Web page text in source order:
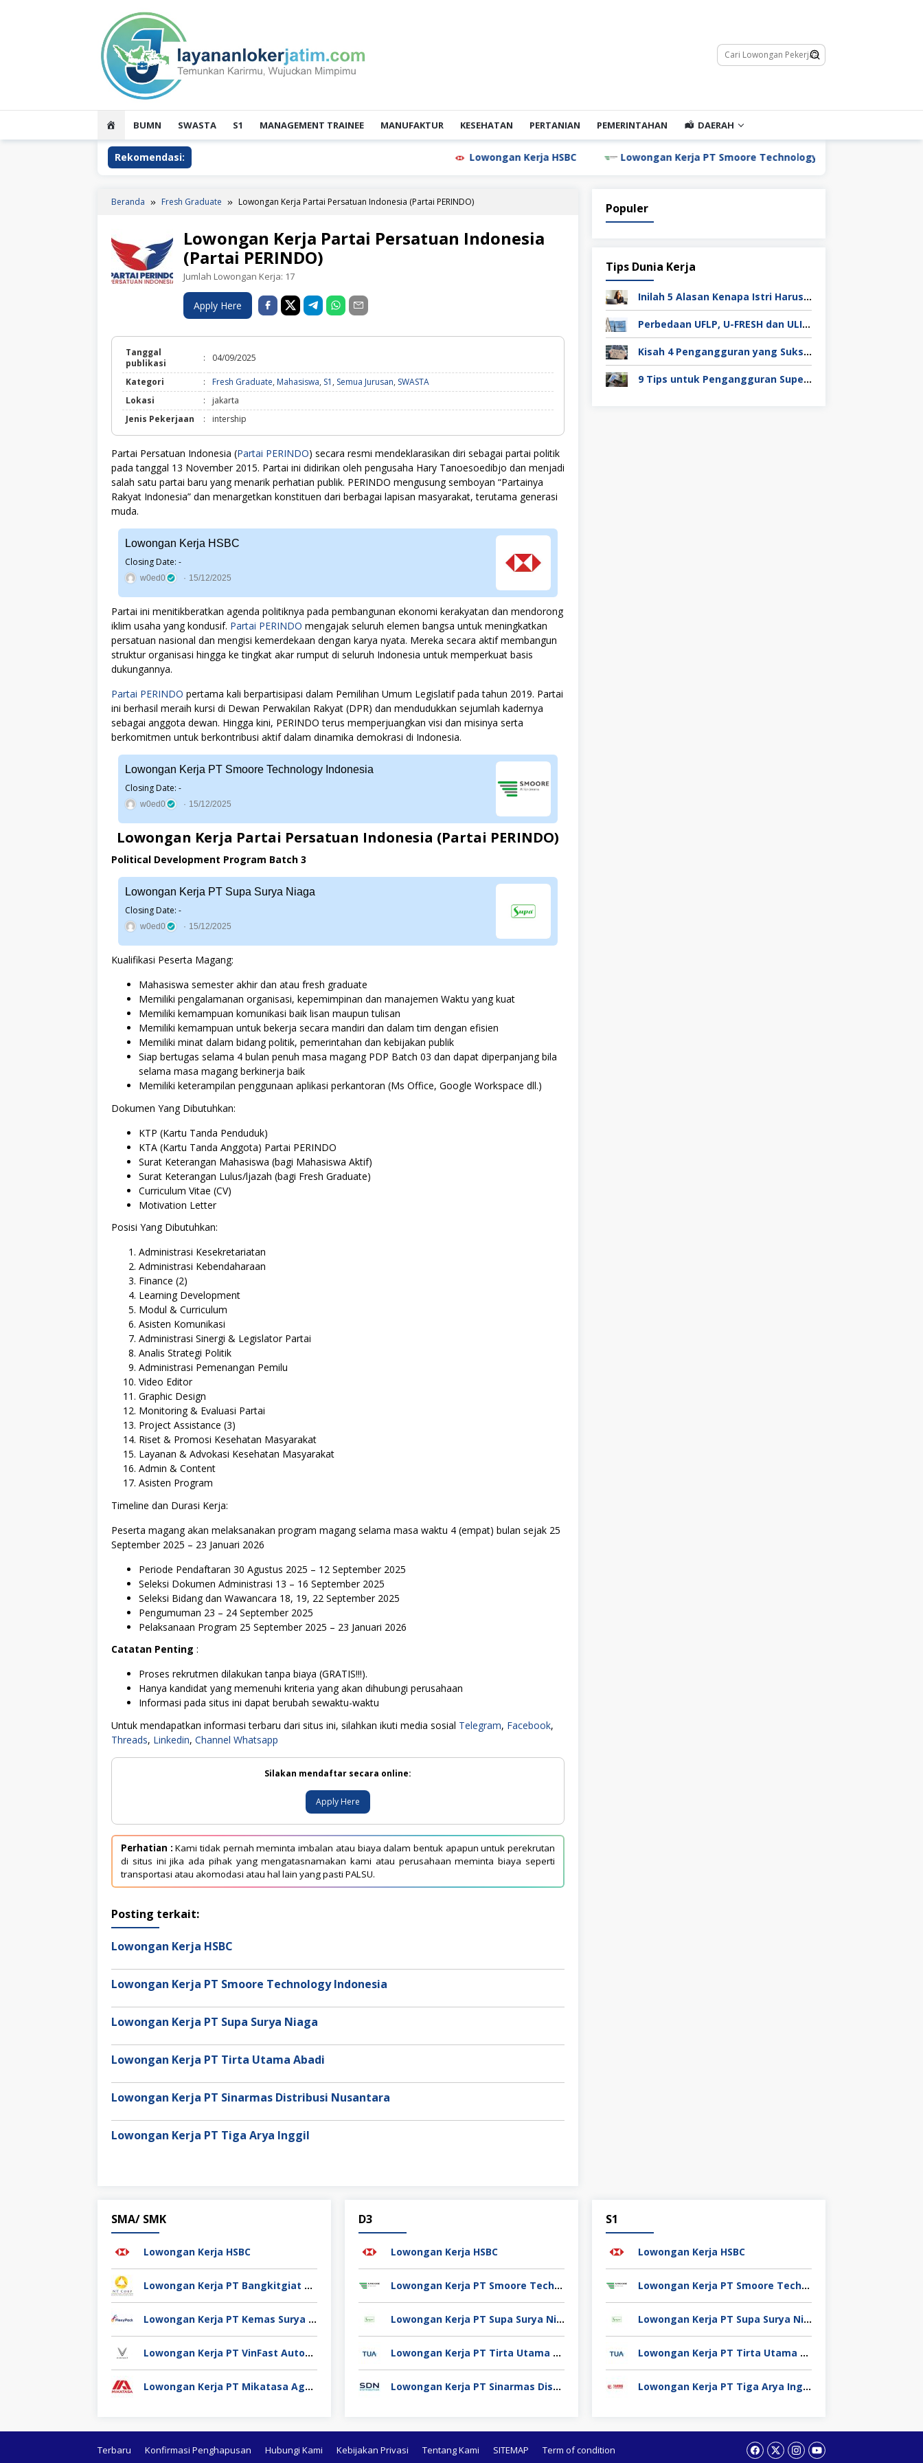
HOMEBUMN SWASTA S1 MANAGEMENT TRAINEE MANUFAKTUR KESEHATAN PERTANIAN PEMERINTAHAN DAERAH
Rekomendasi: Lowongan Kerja HSBC Lowongan Kerja PT Smoore Technology Indonesia
Beranda Fresh Graduate Lowongan Kerja Partai Persatuan Indonesia (Partai PERINDO)
Lowongan Kerja Partai Persatuan Indonesia
(Partai PERINDO)
Jumlah Lowongan Kerja: 17
Apply Here
Tanggal
publikasi
: 04/09/2025
Kategori : Fresh Graduate, Mahasiswa, S1 , Semua Jurusan, SWASTA
Graduate,
S1,
Jurusan,
SWASTA
Lokasi :
jakarta
Jenis Pekerjaan
: intership
Partai Persatuan Indonesia (Partai PERINDO) secara resmi mendeklarasikan diri sebagai partai politik
pada tanggal 13 November 2015. Partai ini didirikan oleh pengusaha Hary Tanoesoedibjo dan menjadi
salah satu partai baru yang menarik perhatian publik. PERINDO mengusung semboyan “Partainya
Rakyat Indonesia” dan menargetkan konstituen dari berbagai lapisan masyarakat, terutama generasi
muda.
Lowongan Kerja HSBC
Closing Date: -
w0ed0 15/12/2025
Partai ini menitikberatkan agenda politiknya pada pembangunan ekonomi kerakyatan dan mendorong
iklim usaha yang kondusif. Partai PERINDO mengajak seluruh elemen bangsa untuk meningkatkan
persatuan nasional dan mengisi kemerdekaan dengan karya nyata. Mereka secara aktif membangun
struktur organisasi hingga ke tingkat akar rumput di seluruh Indonesia untuk memperkuat basis
dukungannya.
Partai PERINDO pertama kali berpartisipasi dalam Pemilihan Umum Legislatif pada tahun 2019. Partai
ini berhasil meraih kursi di Dewan Perwakilan Rakyat (DPR) dan mendudukkan sejumlah kadernya
sebagai anggota dewan. Hingga kini, PERINDO terus memperjuangkan visi dan misinya serta
berkomitmen untuk berkontribusi aktif dalam dinamika demokrasi di Indonesia.
Lowongan Kerja PT Smoore Technology Indonesia
Closing Date: -
w0ed0 15/12/2025
Lowongan Kerja Partai Persatuan Indonesia (Partai PERINDO)
Political Development Program Batch 3
Lowongan Kerja PT Supa Surya Niaga
Closing Date: -
w0ed0 15/12/2025
Kualifikasi Peserta Magang:
Mahasiswa semester akhir dan atau fresh graduate
Memiliki pengalamanan organisasi, kepemimpinan dan manajemen Waktu yang kuat
Memiliki kemampuan komunikasi baik lisan maupun tulisan
Memiliki kemampuan untuk bekerja secara mandiri dan dalam tim dengan efisien
Memiliki minat dalam bidang politik, pemerintahan dan kebijakan publik
Siap bertugas selama 4 bulan penuh masa magang PDP Batch 03 dan dapat diperpanjang bila
selama masa magang berkinerja baik
Memiliki keterampilan penggunaan aplikasi perkantoran (Ms Office, Google Workspace dll.)
Dokumen Yang Dibutuhkan:
KTP (Kartu Tanda Penduduk)
KTA (Kartu Tanda Anggota) Partai PERINDO
Surat Keterangan Mahasiswa (bagi Mahasiswa Aktif)
Surat Keterangan Lulus/ljazah (bagi Fresh Graduate)
Curriculum Vitae (CV)
Motivation Letter
Posisi Yang Dibutuhkan:
Administrasi Kesekretariatan
Administrasi Kebendaharaan
Finance (2)
Learning Development
Modul & Curriculum
Asisten Komunikasi
Administrasi Sinergi & Legislator Partai
Analis Strategi Politik
Administrasi Pemenangan Pemilu
Video Editor
Graphic Design
Monitoring & Evaluasi Partai
Project Assistance (3)
Riset & Promosi Kesehatan Masyarakat
Layanan & Advokasi Kesehatan Masyarakat
Admin & Content
Asisten Program
Timeline dan Durasi Kerja:
Peserta magang akan melaksanakan program magang selama masa waktu 4 (empat) bulan sejak 25
September 2025 – 23 Januari 2026
Periode Pendaftaran 30 Agustus 2025 – 12 September 2025
Seleksi Dokumen Administrasi 13 – 16 September 2025
Seleksi Bidang dan Wawancara 18, 19, 22 September 2025
Pengumuman 23 – 24 September 2025
Pelaksanaan Program 25 September 2025 – 23 Januari 2026
Catatan Penting :
Proses rekrutmen dilakukan tanpa biaya (GRATIS!!!).
Hanya kandidat yang memenuhi kriteria yang akan dihubungi perusahaan
Informasi pada situs ini dapat berubah sewaktu-waktu
Untuk mendapatkan informasi terbaru dari situs ini, silahkan ikuti media sosial Telegram, Facebook,
Threads, Linkedin, Channel Whatsapp
Silakan mendaftar secara online:
Apply Here
Perhatian : Kami tidak pernah meminta imbalan atau biaya dalam bentuk apapun untuk perekrutan
di situs ini jika ada pihak yang mengatasnamakan kami atau perusahaan meminta biaya seperti
transportasi atau akomodasi atau hal lain yang pasti PALSU.
Posting terkait:
Lowongan Kerja HSBC
Lowongan Kerja PT Smoore Technology Indonesia
Lowongan Kerja PT Supa Surya Niaga
Lowongan Kerja PT Tirta Utama Abadi
Lowongan Kerja PT Sinarmas Distribusi Nusantara
Lowongan Kerja PT Tiga Arya Inggil
Populer
Tips Dunia Kerja
Inilah 5 Alasan Kenapa Istri Harus Punya Uang Sendiri Setelah Menikah
Perbedaan UFLP, U-FRESH dan ULIP pada Program Unilever
Kisah 4 Pengangguran yang Sukses Mendapat Kerja
9 Tips untuk Pengangguran Super Duper Penting
SMA/ SMK
Lowongan Kerja HSBC
Lowongan Kerja PT Bangkitgiat Usaha Mandiri (NT Corp)
Lowongan Kerja PT Kemas Surya Teknovasi (FlexyPack)
Lowongan Kerja PT VinFast Automobile Indonesia
Lowongan Kerja PT Mikatasa Agung
D3
Lowongan Kerja HSBC
Lowongan Kerja PT Smoore Technology Indonesia
Lowongan Kerja PT Supa Surya Niaga
Lowongan Kerja PT Tirta Utama Abadi
Lowongan Kerja PT Sinarmas Distribusi Nusantara
S1
Lowongan Kerja HSBC
Lowongan Kerja PT Smoore Technology Indonesia
Lowongan Kerja PT Supa Surya Niaga
Lowongan Kerja PT Tirta Utama Abadi
Lowongan Kerja PT Tiga Arya Inggil
Terbaru Konfirmasi Penghapusan Hubungi Kami Kebijakan Privasi Tentang Kami SITEMAP Term of condition